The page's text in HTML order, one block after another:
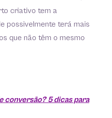
criativo tem a
possivelmente terá mais
que não têm o mesmo
conversão? 5 dicas para